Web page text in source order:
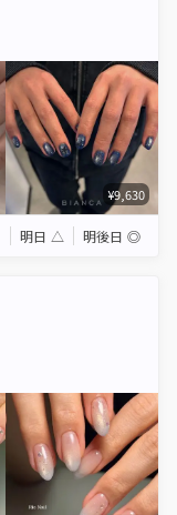
¥9,630
明日 △ 明後日 ◎